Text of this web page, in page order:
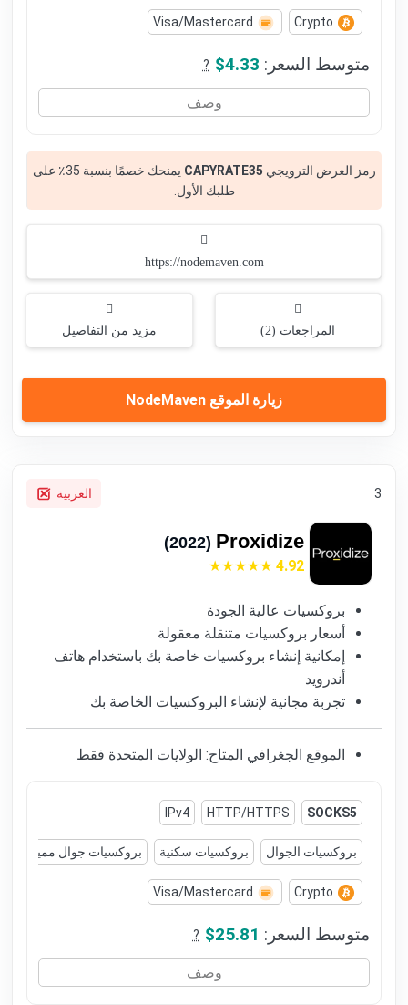
Crypto
Visa/Mastercard
متوسط السعر: $4.33
?
وصف
رمز العرض الترويجي CAPYRATE35
يمنحك خصمًا بنسبة 35٪ على
طلبك الأول.
https://nodemaven.com
المراجعات (2) مزيد من التفاصيل
زيارة الموقع NodeMaven
3 العربية
Proxidize
(2022)
4.92
بروكسيات عالية الجودة
أسعار بروكسيات متنقلة معقولة
إمكانية إنشاء بروكسيات خاصة بك باستخدام هاتف
أندرويد
تجربة مجانية لإنشاء البروكسيات الخاصة بك
الموقع الجغرافي المتاح: الولايات المتحدة فقط
SOCKS5
HTTP/HTTPS
IPv4
بروكسيات الجوال بروكسيات سكنية بروكسيات جوال مميزة
Crypto
Visa/Mastercard
متوسط السعر: $25.81
?
وصف